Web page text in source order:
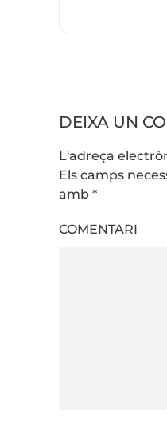
DEIXA UN
L'adreça
Els camps
amb *
COMENTARI